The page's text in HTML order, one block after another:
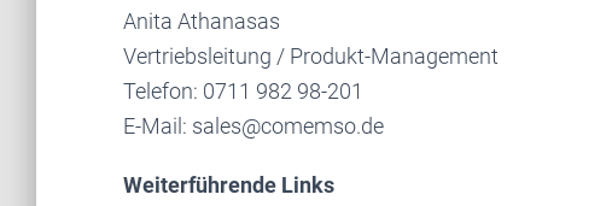
Anita Athanasas
Vertriebsleitung / Produkt-Management
Telefon: 0711 982 98-201
E-Mail: sales@comemso.de
Weiterführende Links